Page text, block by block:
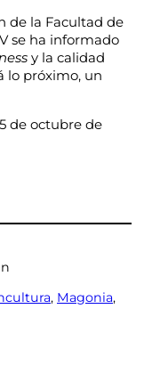
de la Facultad de
se ha informado
y la calidad
lo próximo, un
de octubre de
, Magonia